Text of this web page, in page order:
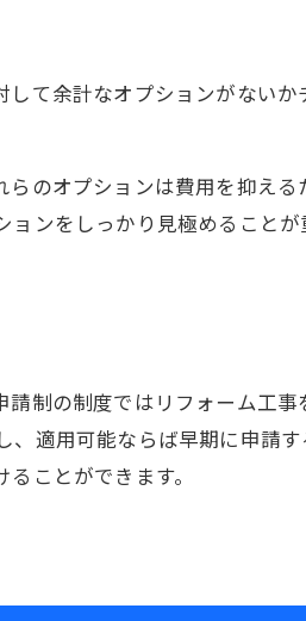
て余計なオプションがないか
のオプションは費用を抑える
ョンをしっかり見極めることが
制の制度ではリフォーム工事
適用可能ならば早期に申請す
ことができます。